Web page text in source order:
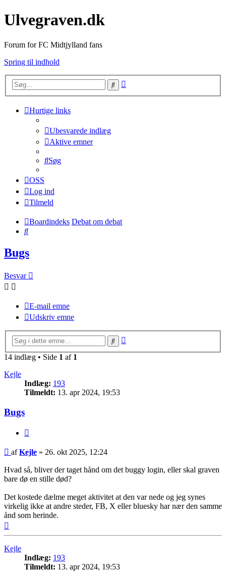
Ulvegraven.dk
Forum for FC Midtjylland fans
Spring til indhold
Søg
Hurtige links
Ubesvarede indlæg
Aktive emner
Søg
OSS
Log ind
Tilmeld
Boardindeks Debat om debat
Søg
Bugs
Besvar
E-mail emne
Udskriv emne
Søg
14 indlæg • Side 1 af 1
Kejle
Indlæg: 193
Tilmeldt: 13. apr 2024, 19:53
Bugs
Indlæg
afKejle » 26. okt 2025, 12:24
Hvad så, bliver der taget hånd om det buggy login, eller skal graven
bare dø en stille død?
Det kostede dælme meget aktivitet at den var nede og jeg synes
virkelig ikke at andre steder, FB, X eller bluesky har nær den samme
ånd som herinde.
Kejle
Indlæg: 193
Tilmeldt: 13. apr 2024, 19:53